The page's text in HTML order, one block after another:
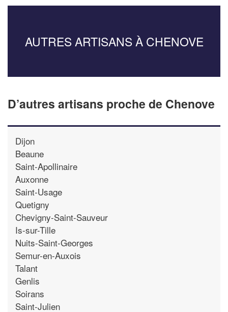
AUTRES ARTISANS À CHENOVE
D’autres artisans proche de Chenove
Dijon
Beaune
Saint-Apollinaire
Auxonne
Saint-Usage
Quetigny
Chevigny-Saint-Sauveur
Is-sur-Tille
Nuits-Saint-Georges
Semur-en-Auxois
Talant
Genlis
Soirans
Saint-Julien